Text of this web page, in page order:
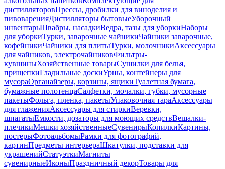
дистилляторовПрессы, дробилки для виноделия и
пивоваренияДистилляторы бытовыеУборочный
инвентарьШвабры, насадкиВедра, тазы для уборкиНаборы
для уборкиТурки, заварочные чайникиЧайники заварочные,
кофейникиЧайники для плитыТурки, молочникиАксессуары
для чайников, электрочайниковФильтры-
кувшиныХозяйственные товарыСушилки для белья,
прищепкиГладильные доскиУрны, контейнеры для
мусораОрганайзеры, корзины, ящикиТуалетная бумага,
бумажные полотенцаСалфетки, мочалки, губки, мусорные
пакетыФольга, пленка, пакетыУпаковочная тараАксессуары
для глаженияАксессуары для стиркиВеревки,
шпагатыЕмкости, дозаторы для моющих средствВешалки-
плечикиМешки хозяйственныеСувенирыКопилкиКартины,
постерыФотоальбомыРамки для фотографий,
картинПредметы интерьераШкатулки, подставки для
украшенийСтатуэткиМагниты
сувенирныеИконыПраздничный декорТовары для